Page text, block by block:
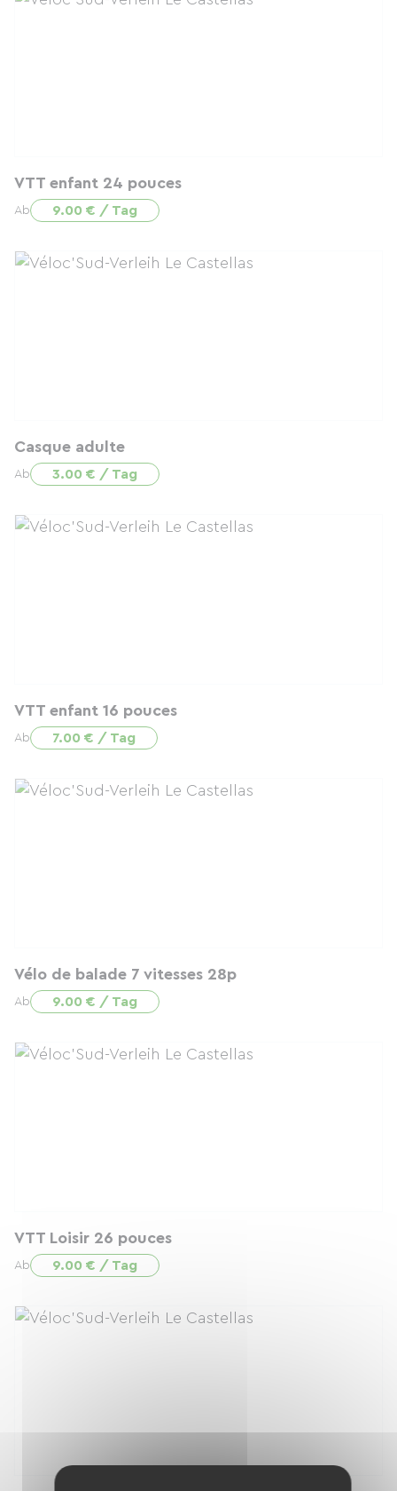
VTT enfant 24 pouces
Ab 9.00 € / Tag
Casque adulte
Ab 3.00 € / Tag
VTT enfant 16 pouces
Ab 7.00 € / Tag
Vélo de balade 7 vitesses 28p
Ab 9.00 € / Tag
VTT Loisir 26 pouces
Ab 9.00 € / Tag